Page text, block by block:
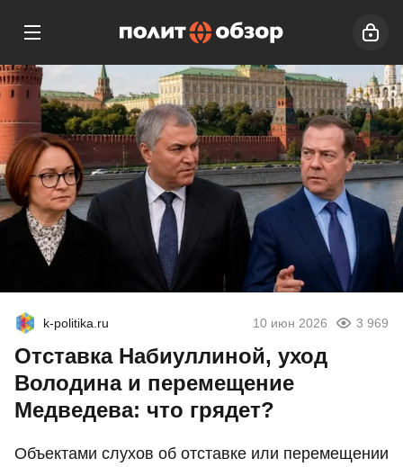
k-politika.ru 10 июн 2026 3 969
Отставка Набиуллиной, уход
Володина и перемещение
Медведева: что грядет?
Объектами слухов об отставке или перемещении